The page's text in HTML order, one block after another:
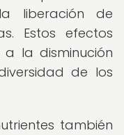
liberación de
Estos efectos
la disminución
de los
también